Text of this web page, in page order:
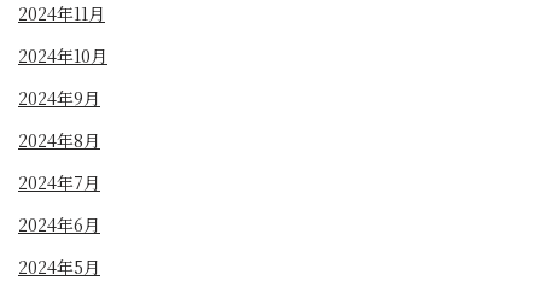
2024年11月
2024年10月
2024年9月
2024年8月
2024年7月
2024年6月
2024年5月